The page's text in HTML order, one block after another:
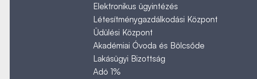
Elektronikus ügyintézés
Létesítménygazdálkodási Központ
Üdülési Központ
Akadémiai Óvoda és Bölcsőde
Lakásügyi Bizottság
Adó 1%